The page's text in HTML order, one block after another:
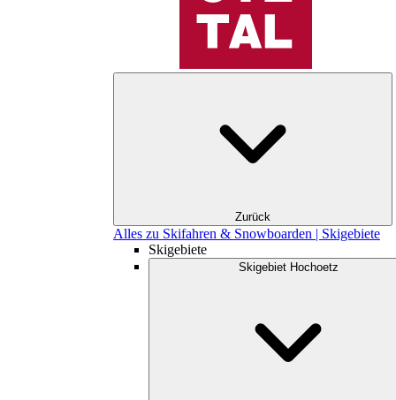
Zurück
Alles zu Skifahren & Snowboarden | Skigebiete
Skigebiete
Skigebiet Hochoetz